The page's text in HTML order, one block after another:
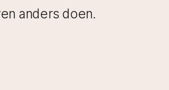
anders doen.